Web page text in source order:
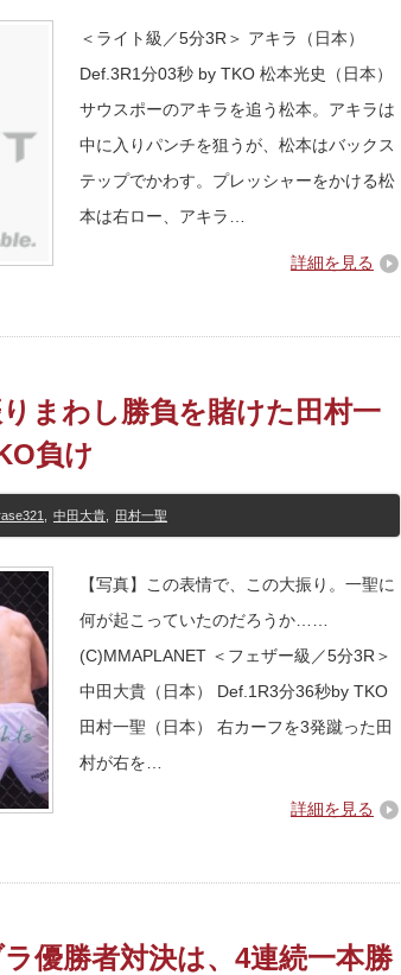
＜ライト級／5分3R＞ アキラ（日本）
Def.3R1分03秒 by TKO 松本光史（日本）
サウスポーのアキラを追う松本。アキラは
中に入りパンチを狙うが、松本はバックス
テップでかわす。プレッシャーをかける松
本は右ロー、アキラ…
詳細を見る
まわし勝負を賭けた田村一
負け
中田大貴 田村一聖
【写真】この表情で、この大振り。一聖に
何が起こっていたのだろうか……
(C)MMAPLANET ＜フェザー級／5分3R＞
中田大貴（日本） Def.1R3分36秒by TKO
田村一聖（日本） 右カーフを3発蹴った田
村が右を…
詳細を見る
優勝者対決は、4連続一本勝